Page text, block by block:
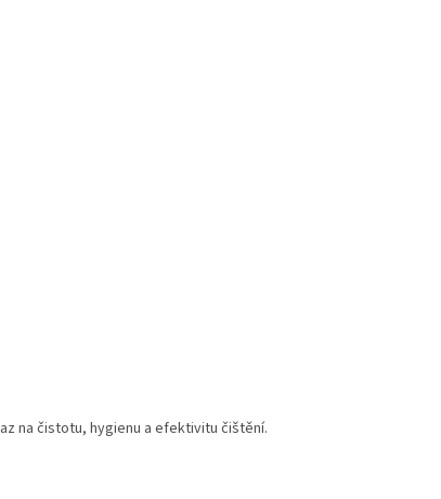
na čistotu, hygienu a efektivitu čištění.